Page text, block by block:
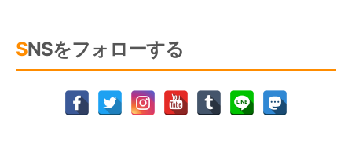
SNSをフォローする